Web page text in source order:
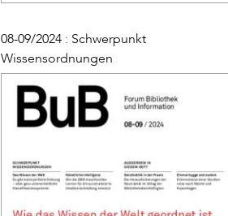
08-09/2024 : Schwerpunkt
Wissensordnungen